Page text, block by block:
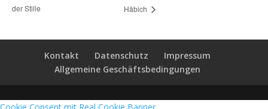
der Stille
Häbich
Kontakt Datenschutz
Impressum
Allgemeine Geschäftsbedingungen